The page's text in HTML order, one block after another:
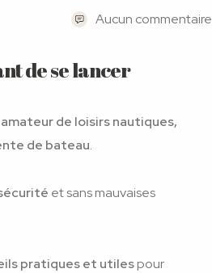
Aucun commentaire
de se lancer
de loisirs nautiques,
de bateau.
et sans mauvaises
pratiques et utilespour